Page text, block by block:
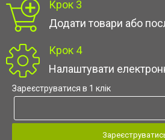
Крок 3
Додати товари або
Крок 4
Налаштувати
Зареєструватися в 1 клік